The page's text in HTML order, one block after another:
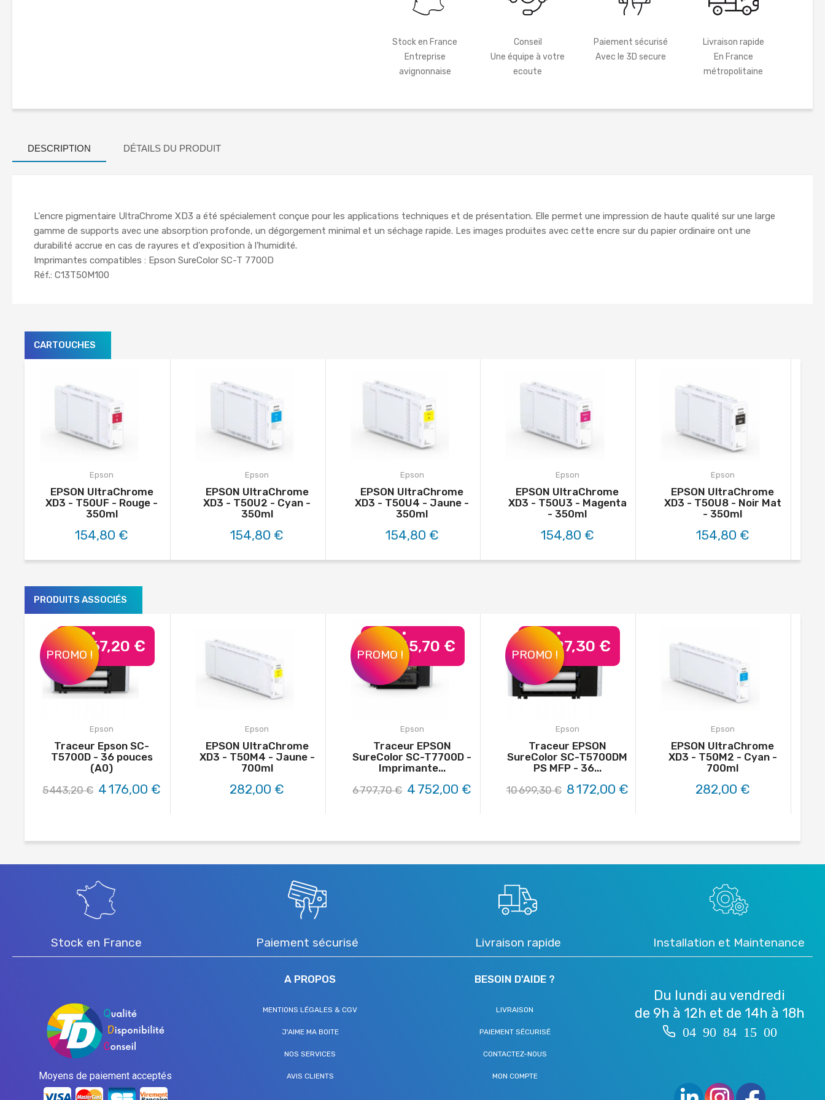
Stock en France
Entreprise
avignonnaise
Conseil
Une équipe à votre
ecoute
Paiement sécurisé
Avec le 3D secure
Livraison rapide
En France
métropolitaine
DESCRIPTION DÉTAILS DU PRODUIT
L'encre pigmentaire UltraChrome XD3 a été spécialement conçue pour les applications techniques et de présentation. Elle permet une impression de haute qualité sur une large
gamme de supports avec une absorption profonde, un dégorgement minimal et un séchage rapide. Les images produites avec cette encre sur du papier ordinaire ont une
durabilité accrue en cas de rayures et d'exposition à l'humidité.
Imprimantes compatibles : Epson SureColor SC-T 7700D
Réf.: C13T50M100
CARTOUCHES
Epson
EPSON UltraChrome
XD3 - T50UF - Rouge -
350ml
154,80 €
Epson
EPSON UltraChrome
XD3 - T50U2 - Cyan -
350ml
154,80 €
Epson
EPSON UltraChrome
XD3 - T50U4 - Jaune -
350ml
154,80 €
Epson
EPSON UltraChrome
XD3 - T50U3 - Magenta
- 350ml
154,80 €
Epson
EPSON UltraChrome
XD3 - T50U8 - Noir Mat
- 350ml
154,80 €
PRODUITS ASSOCIÉS
-1 267,20 €
PROMO !
Epson
Traceur Epson SC-
T5700D - 36 pouces
(A0)
5 443,20 € 4 176,00 €
Epson
EPSON UltraChrome
XD3 - T50M4 - Jaune -
700ml
282,00 €
-2 045,70 €
PROMO !
Epson
Traceur EPSON
SureColor SC-T7700D -
Imprimante...
6 797,70 € 4 752,00 €
-2 527,30 €
PROMO !
Epson
Traceur EPSON
SureColor SC-T5700DM
PS MFP - 36...
10 699,30 € 8 172,00 €
Epson
EPSON UltraChrome
XD3 - T50M2 - Cyan -
700ml
282,00 €
Stock en France Paiement sécurisé Livraison rapide Installation et Maintenance
Moyens de paiement acceptés
A PROPOS
MENTIONS LÉGALES & CGV
J'AIME MA BOITE
NOS SERVICES
AVIS CLIENTS
BESOIN D'AIDE ?
LIVRAISON
PAIEMENT SÉCURISÉ
CONTACTEZ-NOUS
MON COMPTE
Du lundi au vendredi
de 9h à 12h et de 14h à 18h
04 90 84 15 00